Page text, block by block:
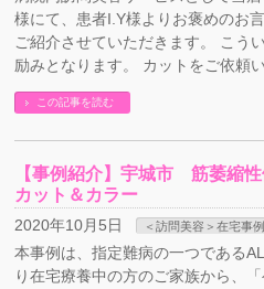
様にて、患者I.Y様よりお褒めのお
ご紹介させていただきます。 こう
励みとなります。 カットをご依頼
この記事を読む
【事例紹介】宇城市 筋萎縮
カット＆カラー
2020年10月5日 ＜訪問美容＞在宅事例
本事例は、指定難病の一つである
り在宅療養中の方のご家族から、